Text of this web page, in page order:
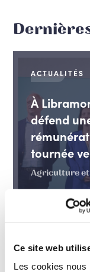
Ce site web
Les cookies nous
ACTUALITÉS
À
défend
tournée
Agriculture
ACTUALITÉS